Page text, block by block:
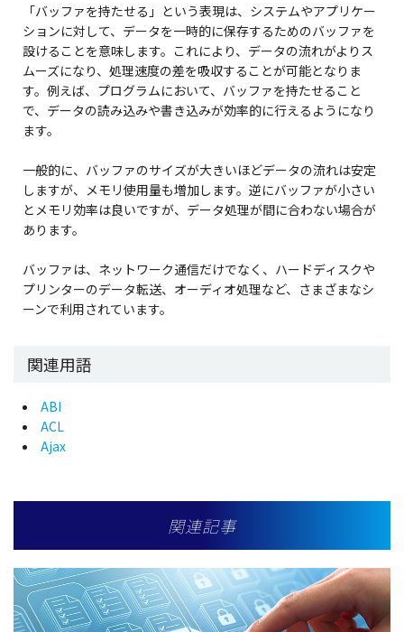
「バッファを持たせる」という表現は、システムやアプリケー
ションに対して、データを一時的に保存するためのバッファを
設けることを意味します。これにより、データの流れがよりス
ムーズになり、処理速度の差を吸収することが可能となりま
す。例えば、プログラムにおいて、バッファを持たせること
で、データの読み込みや書き込みが効率的に行えるようになり
ます。
一般的に、バッファのサイズが大きいほどデータの流れは安定
しますが、メモリ使用量も増加します。逆にバッファが小さい
とメモリ効率は良いですが、データ処理が間に合わない場合が
あります。
バッファは、ネットワーク通信だけでなく、ハードディスクや
プリンターのデータ転送、オーディオ処理など、さまざまなシ
ーンで利用されています。
関連用語
ABI
ACL
Ajax
関連記事